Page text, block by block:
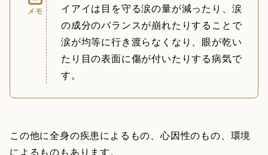
メモ
イアイは目を守る涙の量が減ったり、涙
の成分のバランスが崩れたりすることで
涙が均等に行き渡らなくなり、眼が乾い
たり目の表面に傷が付いたりする病気で
す。
この他に全身の疾患によるもの、心因性のもの、環境
によるものもあります。